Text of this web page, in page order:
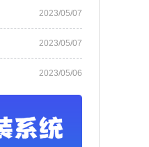
2023/05/07
2023/05/07
2023/05/06